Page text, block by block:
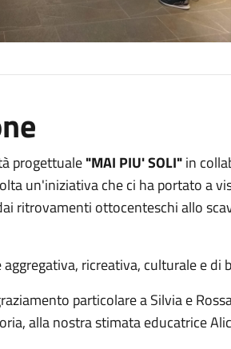
progettuale"MAI PIU' SOLI"in
un'iniziativa che ci ha portato a
ritrovamenti ottocenteschi allo
ricreativa, culturale e di
particolare a Silvia e
alla nostra stimata educatrice